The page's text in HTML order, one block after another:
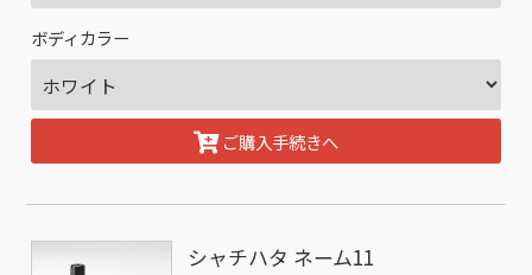
ボディカラー
ご購入手続きへ
シャチハタ ネーム11